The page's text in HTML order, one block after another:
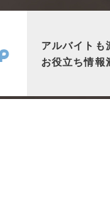
アルバイトも
お役立ち情報